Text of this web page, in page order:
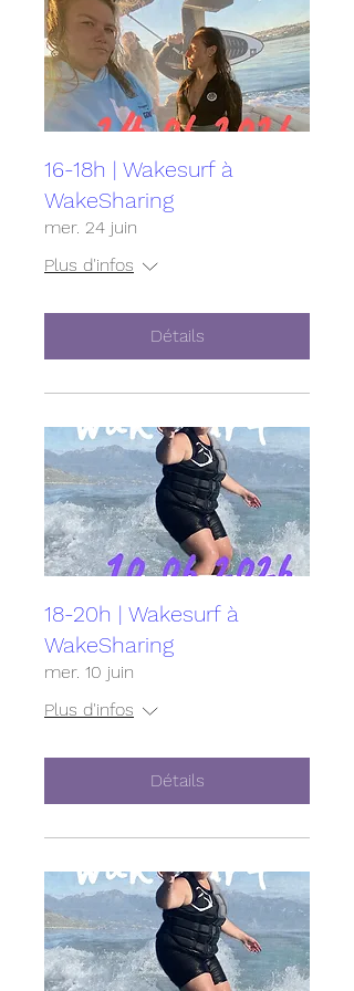
16-18h | Wakesurf à
WakeSharing
mer. 24 juin
Plus d'infos
Détails
18-20h | Wakesurf à
WakeSharing
mer. 10 juin
Plus d'infos
Détails